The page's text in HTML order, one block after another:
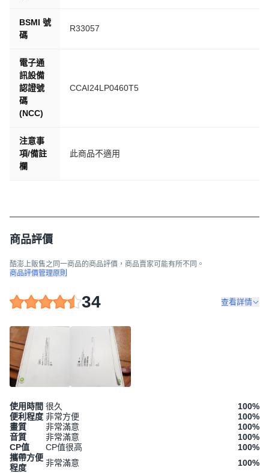
BSMI 號
碼
R33057
電子通
訊設備
認證號
碼
(NCC)
CCAI24LP0460T5
注意事
項/備註
欄
此商品不適用
商品評價
酷澎上販售之同一商品的商品評價，商品賣家可能有所不同。
商品評價管理原則
34 查看詳情
使用時間 很久 100%
便利程度 非常方便 100%
畫質
非常滿意 100%
音質
非常滿意 100%
CP值
CP值很高 100%
攜帶方便
程度
非常滿意 100%